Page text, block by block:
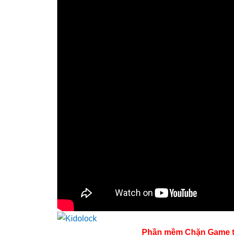
Phần mềm Chặn